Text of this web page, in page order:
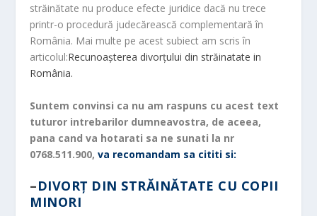
străinătate nu produce efecte juridice dacă nu trece
printr-o procedură judecărească complementară în
România. Mai multe pe acest subiect am scris în
articolul:Recunoașterea divorțului din străinatate in
România.
Suntem convinsi ca nu am raspuns cu acest text
tuturor intrebarilor dumneavostra, de aceea,
pana cand va hotarati sa ne sunati la nr
0768.511.900,va recomandam sa cititi si:
–DIVORȚ DIN STRĂINĂTATE CU COPII
MINORI